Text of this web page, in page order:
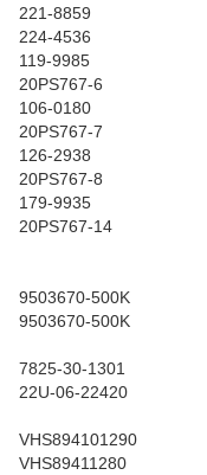
221-8859
224-4536
119-9985
20PS767-6
106-0180
20PS767-7
126-2938
20PS767-8
179-9935
20PS767-14
9503670-500K
9503670-500K
7825-30-1301
22U-06-22420
VHS894101290
VHS89411280